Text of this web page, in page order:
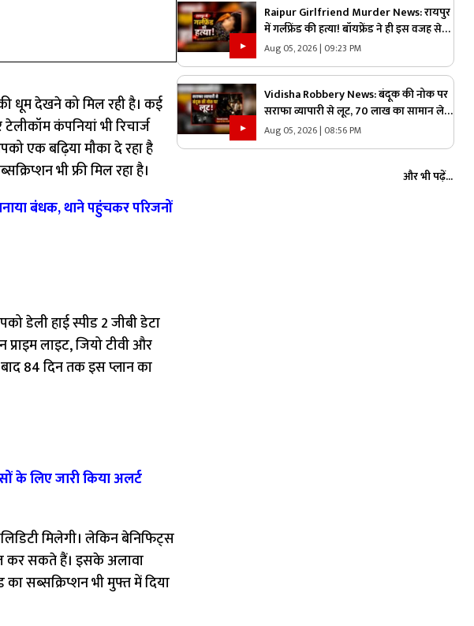
धूम देखने को मिल रही है। कई
कंपनियां भी रिचार्ज
एक बढ़िया मौका दे रहा है
भी फ्री मिल रहा है।
बंधक, थाने पहुंचकर परिजनों
डेली हाई स्पीड 2 जीबी डेटा
लाइट, जियो टीवी और
84 दिन तक इस प्लान का
के लिए जारी किया अलर्ट
मिलेगी। लेकिन बेनिफिट्स
कर सकते हैं। इसके अलावा
सब्सक्रिप्शन भी मुफ्त में दिया
Raipur Girlfriend Murder News: रायपुर
में गर्लफ्रेंड की हत्या! बॉयफ्रेंड ने ही इस वजह से
उतारा मौत के घाट, 6 महीने से रह रहे थे लिव इन
में
Aug 05, 2026 | 09:23 PM
Vidisha Robbery News: बंदूक की नोक पर
सराफा व्यापारी से लूट, 70 लाख का सामान ले
उड़े लुटेरे, जाते-जाते मार दी गोली
Aug 05, 2026 | 08:56 PM
और भी पढ़ें...